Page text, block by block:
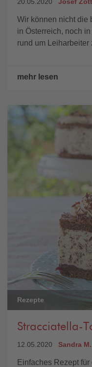
Wir können nicht die
in Österreich, noch
rund um Leiharbeiter
mehr lesen
Rezepte
Stracciatella-
12.05.2020 Sandra
Einfaches Rezept